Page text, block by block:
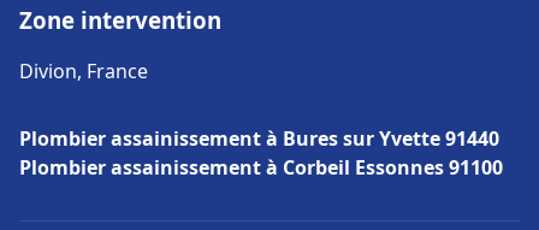
Zone intervention
Divion, France
Plombier assainissement à Bures sur Yvette 91440
Plombier assainissement à Corbeil Essonnes 91100